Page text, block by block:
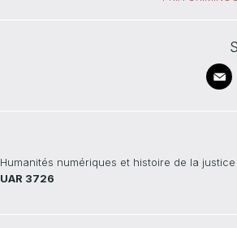
Humanités numériques et histoire de la justice
UAR 3726